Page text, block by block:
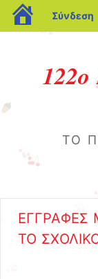
blogs.sch.gr
Σύνδεση
ΤΟ
ΕΓΓΡΑΦΕΣ
ΤΟ